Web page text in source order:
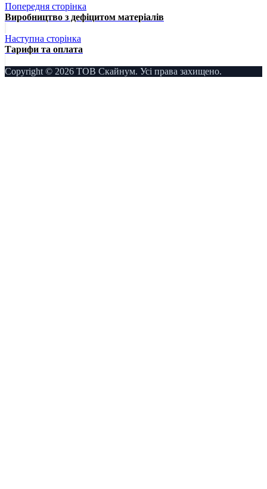
Попередня сторінка
Виробництво з дефіцитом матеріалів
Наступна сторінка
Тарифи та оплата
Copyright © 2026 ТОВ Скайнум. Усі права захищено.